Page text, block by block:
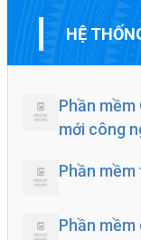
HỆ
Phần
mới công
Phần
Phần mềm